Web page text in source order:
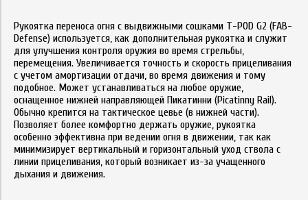
Рукоятка переноса огня с выдвижными сошками T-POD G2 (FAB-
Defense) используется, как дополнительная рукоятка и служит
для улучшения контроля оружия во время стрельбы,
перемещения. Увеличивается точность и скорость прицеливания
с учетом амортизации отдачи, во время движения и тому
подобное. Может устанавливаться на любое оружие,
оснащенное нижней направляющей Пикатинни (Picatinny Rail).
Обычно крепится на тактическое цевье (в нижней части).
Позволяет более комфортно держать оружие, рукоятка
особенно эффективна при ведении огня в движении, так как
минимизирует вертикальный и горизонтальный уход ствола с
линии прицеливания, который возникает из-за учащенного
дыхания и движения.